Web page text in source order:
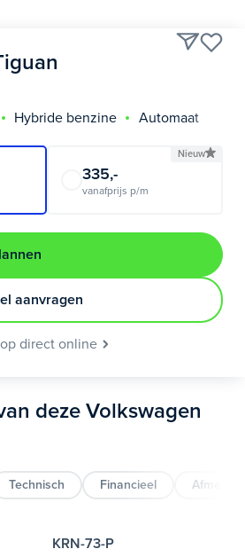
Hybride benzine Automaat
Nieuw
335,-
vanafprijs p/m
aanvragen
direct online
deze Volkswagen
Technisch Financieel
KRN-73-P